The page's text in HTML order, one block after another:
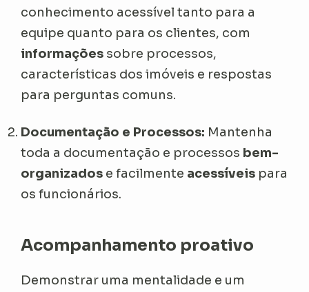
conhecimento acessível tanto para a
equipe quanto para os clientes, com
informações sobre processos,
características dos imóveis e respostas
para perguntas comuns.
Documentação e Processos: Mantenha
toda a documentação e processos bem-
organizados e facilmente acessíveis para
os funcionários.
Acompanhamento proativo
Demonstrar uma mentalidade e um